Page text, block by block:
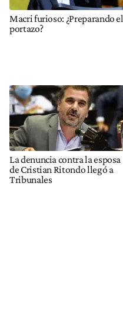
Macri furioso: ¿Preparando el
portazo?
La denuncia contra la esposa
de Cristian Ritondo llegó a
Tribunales